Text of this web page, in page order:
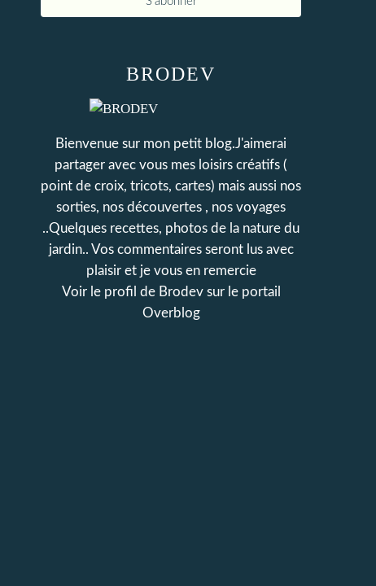
BRODEV
Bienvenue sur mon petit blog.J'aimerai
partager avec vous mes loisirs créatifs (
point de croix, tricots, cartes) mais aussi nos
sorties, nos découvertes , nos voyages
..Quelques recettes, photos de la nature du
jardin.. Vos commentaires seront lus avec
plaisir et je vous en remercie
Voir le profil de Brodevsur le portail
Overblog